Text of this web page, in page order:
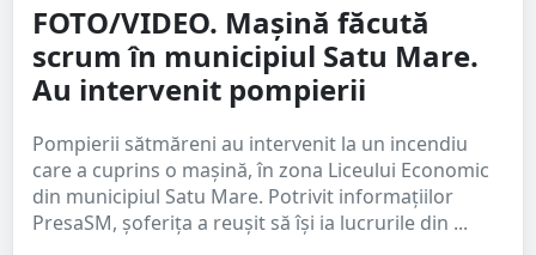
FOTO/VIDEO. Mașină făcută
scrum în municipiul Satu Mare.
Au intervenit pompierii
Pompierii sătmăreni au intervenit la un incendiu
care a cuprins o mașină, în zona Liceului Economic
din municipiul Satu Mare. Potrivit informațiilor
PresaSM, șoferița a reușit să își ia lucrurile din ...